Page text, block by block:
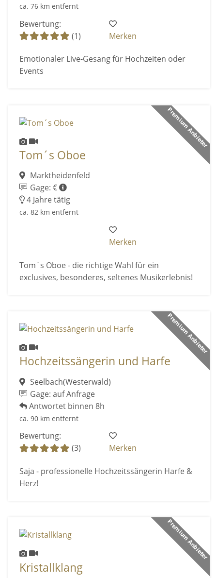
ca. 76 km entfernt
Bewertung:
(1)
Merken
Emotionaler Live-Gesang für Hochzeiten oder
Events
Premium Anbieter
Tom´s Oboe
Marktheidenfeld
Gage: €
4 Jahre tätig
ca. 82 km entfernt
Merken
Tom´s Oboe - die richtige Wahl für ein
exclusives, besonderes, seltenes Musikerlebnis!
Premium Anbieter
Hochzeitssängerin und Harfe
Seelbach(Westerwald)
Gage: auf Anfrage
Antwortet binnen 8h
ca. 90 km entfernt
Bewertung:
(3)
Merken
Saja - professionelle Hochzeitssängerin Harfe &
Herz!
Premium Anbieter
Kristallklang